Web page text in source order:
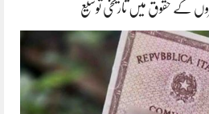
کے حقوق میں تاریخی توسیع